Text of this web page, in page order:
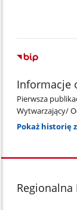
Informacje
Pierwsza
Wytwarzający/
Pokaż historię
stopka